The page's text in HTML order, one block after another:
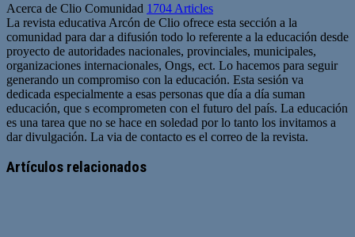
Acerca de Clio Comunidad 1704 Articles
La revista educativa Arcón de Clio ofrece esta sección a la
comunidad para dar a difusión todo lo referente a la educación desde
proyecto de autoridades nacionales, provinciales, municipales,
organizaciones internacionales, Ongs, ect. Lo hacemos para seguir
generando un compromiso con la educación. Esta sesión va
dedicada especialmente a esas personas que día a día suman
educación, que s ecomprometen con el futuro del país. La educación
es una tarea que no se hace en soledad por lo tanto los invitamos a
dar divulgación. La via de contacto es el correo de la revista.
web
Artículos relacionados